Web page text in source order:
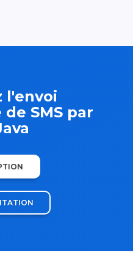
l'envoi
SMS par